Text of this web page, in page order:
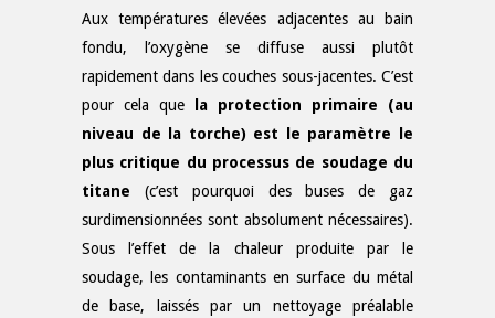
Aux températures élevées adjacentes au bain
fondu, l’oxygène se diffuse aussi plutôt
rapidement dans les couches sous-jacentes. C’est
pour cela que
la protection primaire (au
niveau de la torche) est le paramètre le
plus critique du processus de soudage du
titane (c’est pourquoi des buses de gaz
surdimensionnées sont absolument nécessaires).
Sous l’effet de la chaleur produite par le
soudage, les contaminants en surface du métal
de base, laissés par un nettoyage préalable